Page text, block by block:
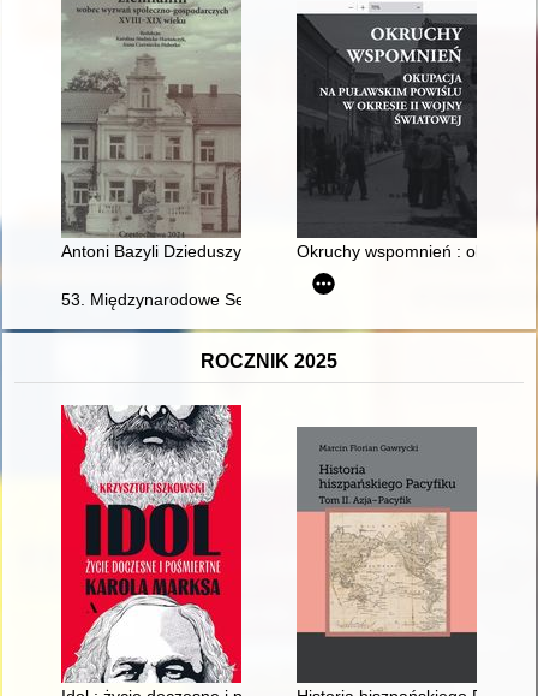
Antoni Bazyli Dzieduszycki i jego kariera w administracji
Okruchy wspomnień :
53. Międzynarodowe Seminarium Kół Naukowych w
ROCZNIK 2025